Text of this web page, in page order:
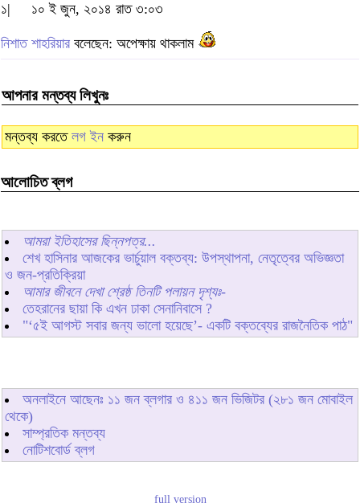
১| ১০ ই জুন, ২০১৪ রাত ৩:০৩
নিশাত শাহরিয়ার বলেছেন: অপেক্ষায় থাকলাম
আপনার মন্তব্য লিখুনঃ
মন্তব্য করতে লগ ইন করুন
আলোচিত ব্লগ
আমরা ইতিহাসের ছিন্নপত্র...
শেখ হাসিনার আজকের ভার্চুয়াল বক্তব্য: উপস্থাপনা, নেতৃত্বের অভিজ্ঞতা
ও জন-প্রতিক্রিয়া
আমার জীবনে দেখা শ্রেষ্ঠ তিনটি পলায়ন দৃশ্যঃ-
তেহরানের ছায়া কি এখন ঢাকা সেনানিবাসে ?
"‘৫ই আগস্ট সবার জন্য ভালো হয়েছে’- একটি বক্তব্যের রাজনৈতিক পাঠ"
অনলাইনে আছেনঃ ১১ জন ব্লগার ও ৪১১ জন ভিজিটর (২৮১ জন মোবাইল
থেকে)
সাম্প্রতিক মন্তব্য
নোটিশবোর্ড ব্লগ
full version